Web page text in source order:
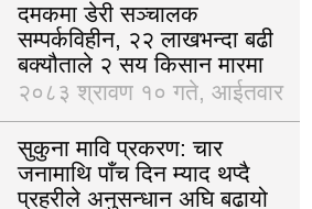
दमकमा डेरी सञ्चालक
सम्पर्कविहीन, २२ लाखभन्दा बढी
बक्यौताले २ सय किसान मारमा
२०८३ श्रावण १० गते, आईतवार
सुकुना मावि प्रकरण: चार
जनामाथि पाँच दिन म्याद थप्दै
प्रहरीले अनुसन्धान अघि बढायो